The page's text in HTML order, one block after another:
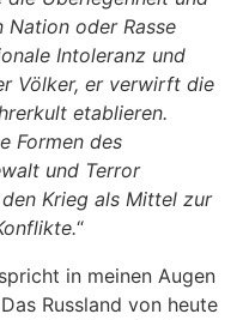
oder Rasse
Intoleranz und
Völker, er verwirft die
etablieren.
Formen des
und Terror
Krieg als Mittel zur
“
in meinen Augen
Russland von heute